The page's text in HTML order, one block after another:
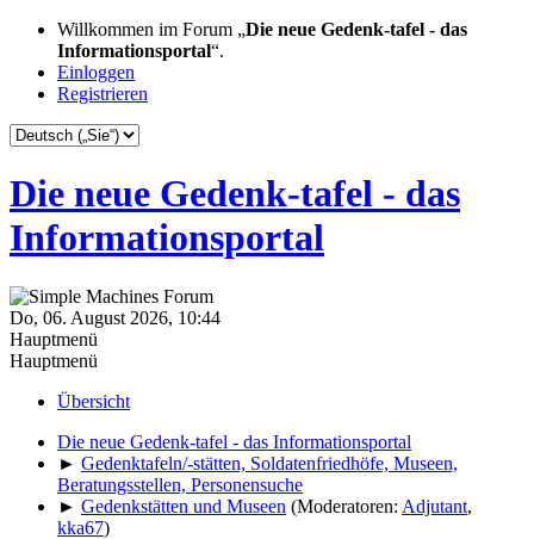
Willkommen im Forum „Die neue Gedenk-tafel - das
Informationsportal“.
Einloggen
Registrieren
Die neue Gedenk-tafel - das
Informationsportal
Do, 06. August 2026, 10:44
Hauptmenü
Hauptmenü
Übersicht
Die neue Gedenk-tafel - das Informationsportal
► Gedenktafeln/-stätten, Soldatenfriedhöfe, Museen,
Beratungsstellen, Personensuche
► Gedenkstätten und Museen (Moderatoren: Adjutant,
kka67)